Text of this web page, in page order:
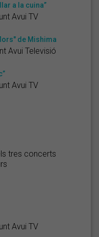
a la cuina”
Avui TV
de Mishima
Avui Televisió
Avui TV
tres concerts
Avui TV